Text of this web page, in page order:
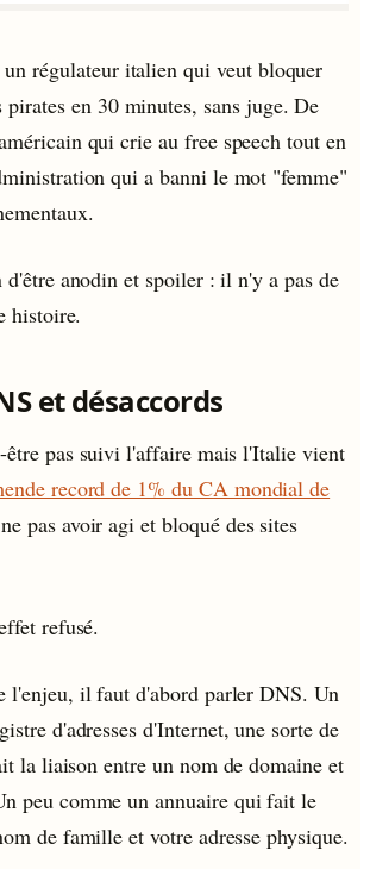
régulateur italien qui veut bloquer
pirates en 30 minutes, sans juge. De
qui crie au free speech tout en
qui a banni le mot "femme"
d'être anodin et spoiler : il n'y a pas de
histoire.
et désaccords
être pas suivi l'affaire mais l'Italie vient
record de 1% du CA mondial de
pas avoir agi et bloqué des sites
refusé.
l'enjeu, il faut d'abord parler DNS. Un
d'adresses d'Internet, une sorte de
la liaison entre un nom de domaine et
peu comme un annuaire qui fait le
de famille et votre adresse physique.